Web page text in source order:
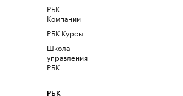
РБК
Компании
РБК Курсы
Школа
управления
РБК
РБК